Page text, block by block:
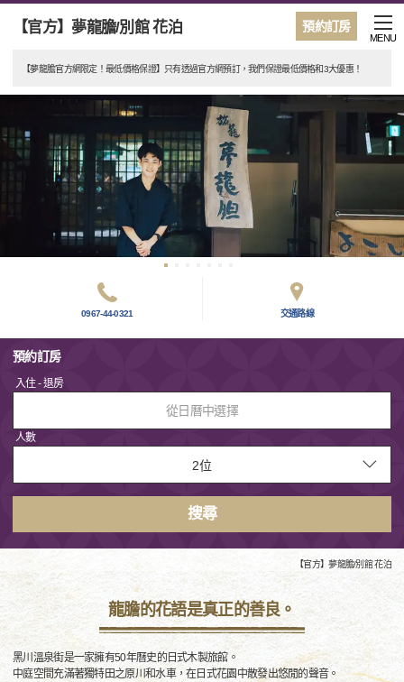
預約訂房
【官方】夢龍膽/別館 花泊
MENU
【夢龍膽官方網限定！最低價格保證】只有透過官方網預訂，我們保證最低價格和3大優惠！
0967-44-0321 交通路線
預約訂房
入住 - 退房
從日曆中選擇
人數
搜尋
【官方】夢龍膽/別館 花泊
龍膽的花語是真正的善良。
黑川溫泉街是一家擁有50年曆史的日式木製旅館。
中庭空間充滿著獨特田之原川和水車，在日式花園中散發出悠閒的聲音。